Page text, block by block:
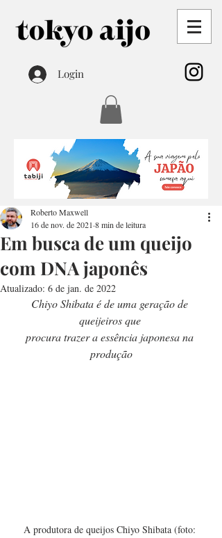
Login
Em busca de um queijo
com DNA japonês
Roberto Maxwell
16 de nov. de 2021 8 min de leitura
Atualizado: 6 de jan. de 2022
Chiyo Shibata é de uma geração de
queijeiros que
procura trazer a essência japonesa na
produção
A produtora de queijos Chiyo Shibata (foto: